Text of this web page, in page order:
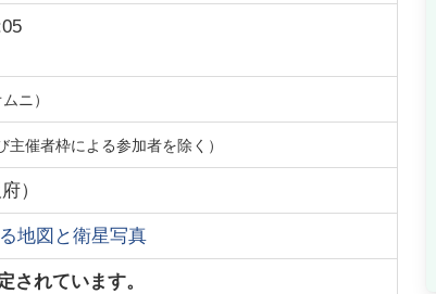
ニ）
主催者枠による参加者を除く）
）
地図と衛星写真
されています。